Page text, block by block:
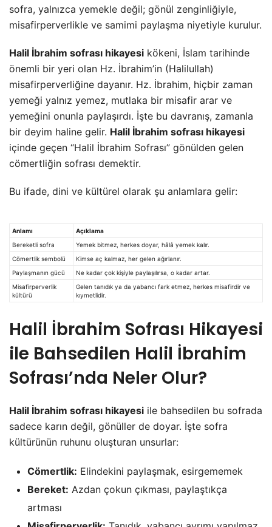
sofra, yalnızca yemekle değil; gönül zenginliğiyle,
misafirperverlikle ve samimi paylaşma niyetiyle kurulur.
Halil İbrahim sofrası hikayesi kökeni, İslam tarihinde
önemli bir yeri olan Hz. İbrahim’in (Halilullah)
misafirperverliğine dayanır. Hz. İbrahim, hiçbir zaman
yemeği yalnız yemez, mutlaka bir misafir arar ve
yemeğini onunla paylaşırdı. İşte bu davranış, zamanla
bir deyim haline gelir. Halil İbrahim sofrası hikayesi
içinde geçen “Halil İbrahim Sofrası” gönülden gelen
cömertliğin sofrası demektir.
Bu ifade, dini ve kültürel olarak şu anlamlara gelir:
Anlamı
Açıklama
Bereketli sofra
Yemek bitmez, herkes doyar, hâlâ yemek kalır.
Cömertlik sembolü
Kimse aç kalmaz, her gelen ağırlanır.
Paylaşmanın gücü
Ne kadar çok kişiyle paylaşılırsa, o kadar artar.
Misafirperverlik
kültürü
Gelen tanıdık ya da yabancı fark etmez, herkes misafirdir ve
kıymetlidir.
Halil İbrahim Sofrası Hikayesi
ile Bahsedilen Halil İbrahim
Sofrası’nda Neler Olur?
Halil İbrahim sofrası hikayesi ile bahsedilen bu sofrada
sadece karın değil, gönüller de doyar. İşte sofra
kültürünün ruhunu oluşturan unsurlar:
Cömertlik: Elindekini paylaşmak, esirgememek
Bereket: Azdan çokun çıkması, paylaştıkça
artması